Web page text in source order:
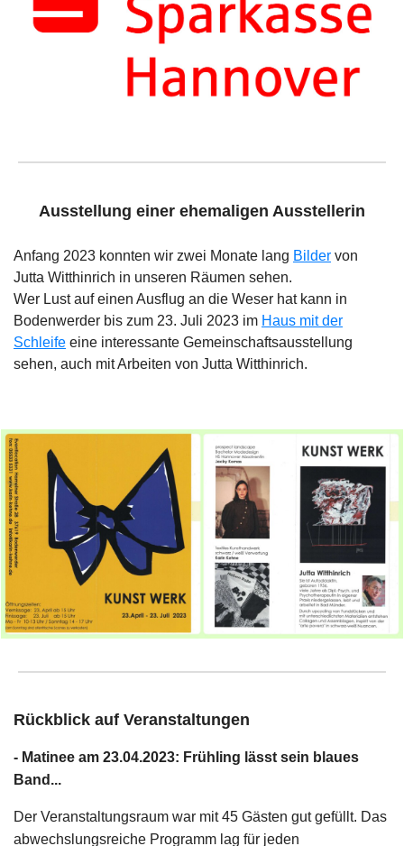
Ausstellung einer ehemaligen Ausstellerin
Anfang 2023 konnten wir zwei Monate lang Bilder von
Jutta Witthinrich in unseren Räumen sehen.
Wer Lust auf einen Ausflug an die Weser hat kann in
Bodenwerder bis zum 23. Juli 2023 im Haus mit der
Schleife eine interessante Gemeinschaftsausstellung
sehen, auch mit Arbeiten von Jutta Witthinrich.
Rückblick auf Veranstaltungen
- Matinee am 23.04.2023: Frühling lässt sein blaues
Band...
Der Veranstaltungsraum war mit 45 Gästen gut gefüllt. Das
abwechslungsreiche Programm lag für jeden